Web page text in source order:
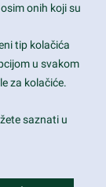
onih koji su
tip kolačića
u svakom
za kolačiće.
saznati u